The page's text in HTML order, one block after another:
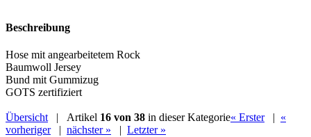
Beschreibung
Hose mit angearbeitetem Rock
Baumwoll Jersey
Bund mit Gummizug
GOTS zertifiziert
Übersicht| Artikel 16 von 38 in dieser Kategorie« Erster| «
vorheriger| nächster » | Letzter »